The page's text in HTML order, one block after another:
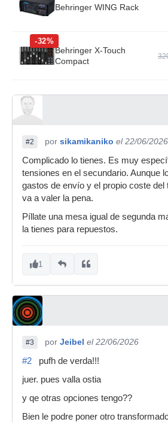
Behringer WING Rack
-32%
Behringer X-Touch
Compact
#2 por sikamikaniko el 22/06/2026
Complicado lo tienes. Es muy
tensiones en el secundario. Aunque
gastos de envío y el propio coste del
va a valer la pena.
Píllate una mesa igual de segunda
la tienes para repuestos.
1
#3 por Jeibel el 22/06/2026
#2 pufh de verda!!!
juer. pues valla ostia
y qe otras opciones tengo??
Bien le podre poner otro